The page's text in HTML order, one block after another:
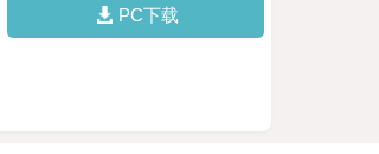
PC下载